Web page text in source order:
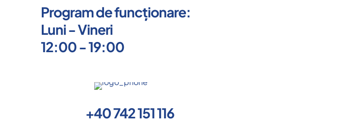
Program de funcționare:
Luni - Vineri
12:00 - 19:00
+40 742 151 116